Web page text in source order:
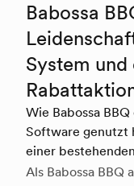
Babossa
System
Wie Babossa
Software genutzt
einer
Als Babossa BBQ